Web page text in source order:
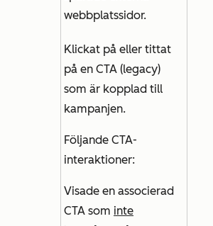
webbplatssidor.
Klickat på eller tittat
på en CTA (legacy)
som är kopplad till
kampanjen.
Följande CTA-
interaktioner:
Visade en associerad
CTA som inte